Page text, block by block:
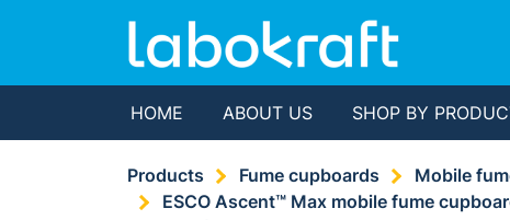
HOME ABOUT US SHOP BY
Products Fume cupboards
Mobile
ESCO Ascent™ Max mobile fume